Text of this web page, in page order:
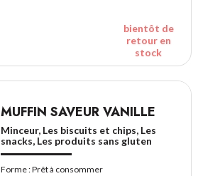
bientôt de
retour en
stock
MUFFIN SAVEUR VANILLE
Minceur, Les biscuits et chips, Les
snacks, Les produits sans gluten
Forme :Prêt à consommer